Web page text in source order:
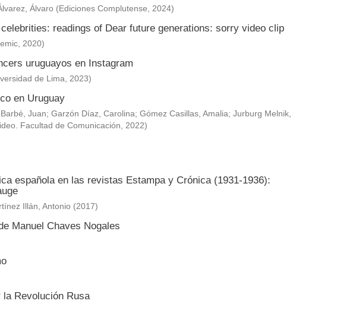
Álvaro (Ediciones Complutense, 2024)
readings of Dear future generations: sorry video clip
, 2020)
uruguayos en Instagram
de Lima, 2023)
en Uruguay
Juan; Garzón Díaz, Carolina; Gómez Casillas, Amalia; Jurburg Melnik,
Facultad de Comunicación, 2022)
española en las revistas Estampa y Crónica (1931-1936):
Illán, Antonio (2017)
Manuel Chaves Nogales
Revolución Rusa